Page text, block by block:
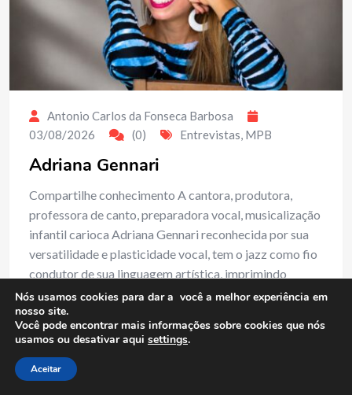
Antonio Carlos da Fonseca Barbosa
03/08/2026
(0) Entrevistas, MPB
Adriana Gennari
Compartilhe conhecimento A cantora, produtora,
professora de canto, preparadora vocal, musicalização
infantil carioca Adriana Gennari reconhecida por sua
versatilidade e plasticidade vocal, tem o jazz como fio
condutor de sua linguagem artística, imprimindo
identidade e personalidade a interpretações que
atravessam…
Read More
Nós usamos cookies para dar a você a melhor experiência em
nosso site.
Você pode encontrar mais informações sobre cookies que nós
usamos ou desativar aqui settings.
Aceitar